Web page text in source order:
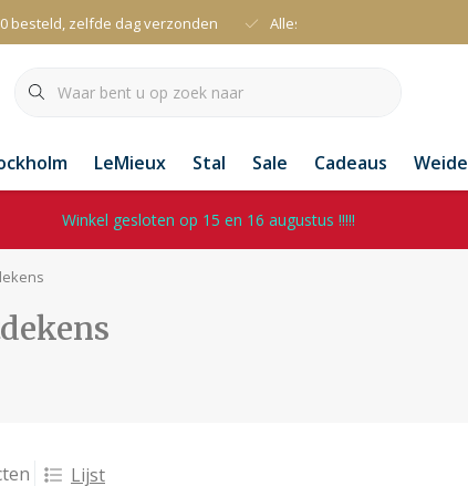
besteld, zelfde dag verzonden Alles uit voorraad leverbaar
LeMieux Stal Sale Cadeaus Weide
Winkel gesloten op 15 en 16 augustus !!!!!
Lijst